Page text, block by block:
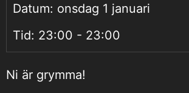
Datum: onsdag 1 januari
Tid: 23:00 - 23:00
Ni är grymma!